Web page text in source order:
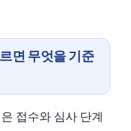
면 무엇을 기준
접수와 심사 단계